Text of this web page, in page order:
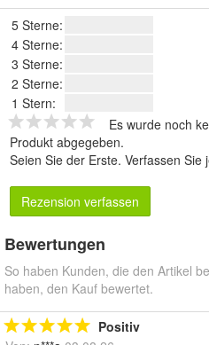
5 Sterne:
4 Sterne:
3 Sterne:
2 Sterne:
1 Stern:
Es wurde noch
Produkt abgegeben.
Seien Sie der Erste. Verfassen Sie
Rezension verfassen
Bewertungen
So haben Kunden, die den Artikel
haben, den Kauf bewertet.
Positiv